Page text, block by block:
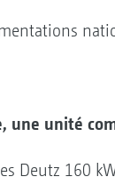
une unité
Deutz 160